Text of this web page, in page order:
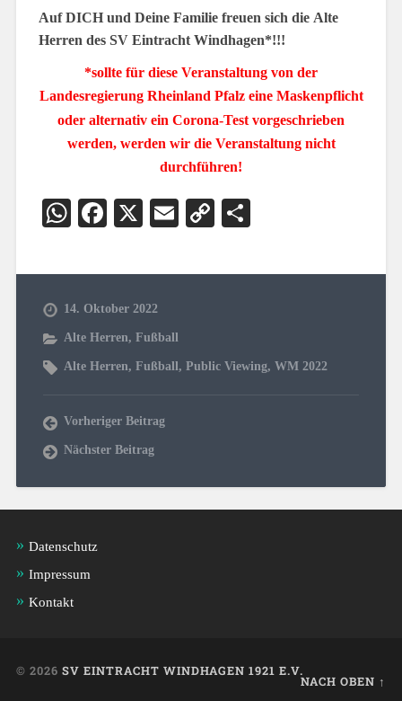
Auf DICH und Deine Familie freuen sich die Alte
Herren des SV Eintracht Windhagen*!!!
*sollte für diese Veranstaltung von der
Landesregierung Rheinland Pfalz eine Maskenpflicht
oder alternativ ein Corona-Test vorgeschrieben
werden, werden wir die Veranstaltung nicht
durchführen!
WhatsApp
Facebook
X EmailCopy
14. Oktober 2022
Alte Herren, Fußball
Alte Herren, Fußball, Public Viewing, WM 2022
Vorheriger Beitrag
Nächster Beitrag
Datenschutz
Impressum
Kontakt
© 2026 SV EINTRACHT WINDHAGEN 1921 E.V.
NACH OBEN ↑